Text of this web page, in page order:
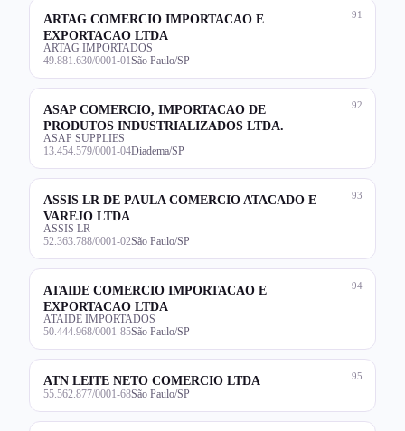
91
ARTAG COMERCIO IMPORTACAO E
EXPORTACAO LTDA
ARTAG IMPORTADOS
49.881.630/0001-01 São Paulo/SP
92
ASAP COMERCIO, IMPORTACAO DE
PRODUTOS INDUSTRIALIZADOS LTDA.
ASAP SUPPLIES
13.454.579/0001-04Diadema/SP
93
ASSIS LR DE PAULA COMERCIO ATACADO E
VAREJO LTDA
ASSIS LR
52.363.788/0001-02São Paulo/SP
94
ATAIDE COMERCIO IMPORTACAO E
EXPORTACAO LTDA
ATAIDE IMPORTADOS
50.444.968/0001-85São Paulo/SP
95
ATN LEITE NETO COMERCIO LTDA
55.562.877/0001-68São Paulo/SP